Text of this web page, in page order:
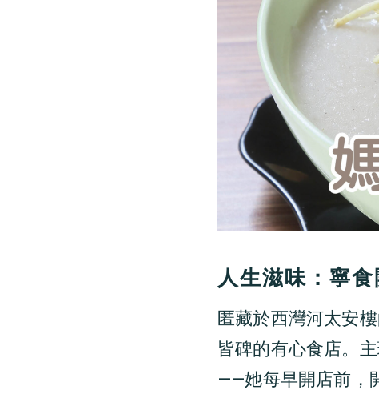
人生滋味：寧
匿藏於西灣河太安
皆碑的有心食店。
——她每早開店前，